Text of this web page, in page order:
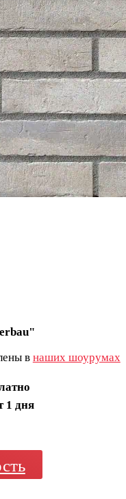
в наших шоурумах
1 дня